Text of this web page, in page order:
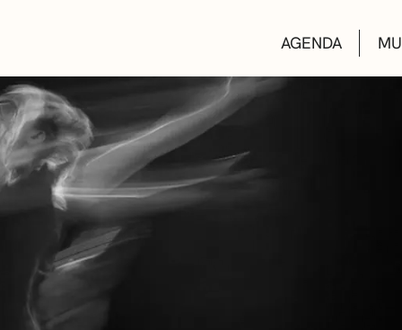
AGENDA
KULTUR
LIBURUTEGIAK